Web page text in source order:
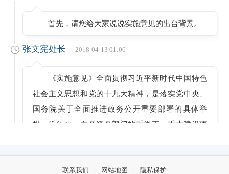
首先，请您给大家说说实施意见的出台背景。
张文宪处长 2018-04-13 01:06
《实施意见》全面贯彻习近平新时代中国特色
社会主义思想和党的十九大精神，是落实党中央、
国务院关于全面推进政务公开重要部署的具体举
措。近年来，在各级各部门的重视下，重大建设项
提高，但也存在着批准效率不高、征收土地等关键
环节透明度不够等问题。《实施意见》根据《国务
联系我们 | 网站地图 | 隐私保护